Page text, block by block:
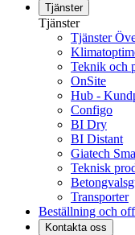
Tjänster
Tjänster
Tjänster
Teknik och
OnSite
Hub -
Configo
BI Dry
BI Distant
Giatech
Teknisk
Transporter
Beställning och
Kontakta oss